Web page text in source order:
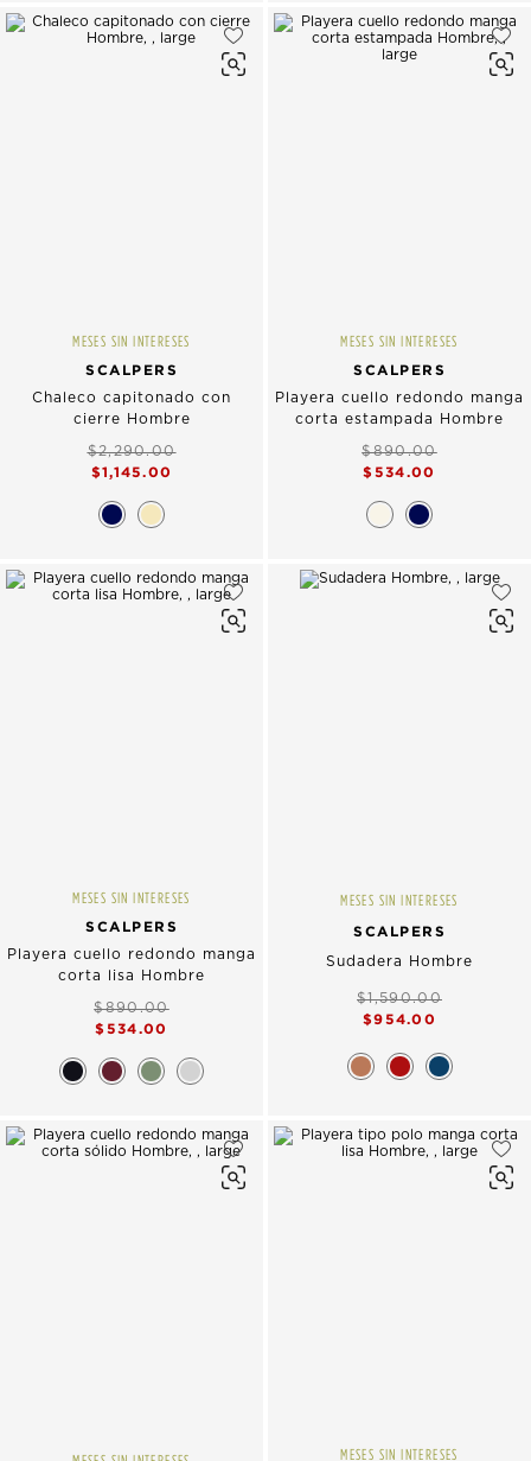
MESES SIN INTERESES
SCALPERS
Chaleco capitonado con
cierre Hombre
$2,290.00
$1,145.00
MESES SIN INTERESES
SCALPERS
Playera cuello redondo manga
corta estampada Hombre
$890.00
$534.00
MESES SIN INTERESES
SCALPERS
Playera cuello redondo manga
corta lisa Hombre
$890.00
$534.00
MESES SIN INTERESES
SCALPERS
Sudadera Hombre
$1,590.00
$954.00
MESES SIN INTERESES